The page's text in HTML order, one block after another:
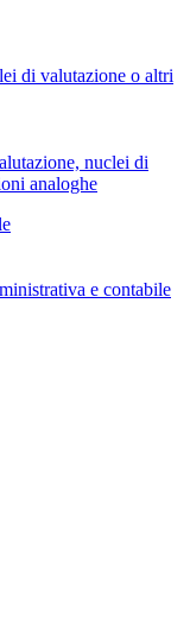
di valutazione o altri
nuclei di
analoghe
e contabile